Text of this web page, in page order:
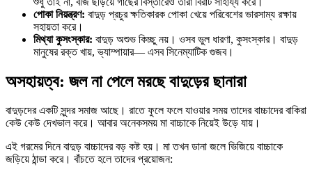
পোকা নিয়ন্ত্রণ: বাদুড় প্রচুর ক্ষতিকারক পোকা খেয়ে পরিবেশের ভারসাম্য রক্ষায়
সহায়তা করে।
মিথ্যা কুসংস্কার: বাদুড় অশুভ কিচ্ছু নয়। ওসব ভুল ধারণা, কুসংস্কার। বাদুড়
মানুষের রক্ত খায়, ভ্যাম্পায়ার— এসব সিনেম্যাটিক গুজব।
অসহায়ত্ব: জল না পেলে মরছে বাদুড়ের ছানারা
বাদুড়দের একটি সুন্দর সমাজ আছে। রাতে ফুলে ফলে যাওয়ার সময় তাদের বাচ্চাদের বাকিরা
কেউ কেউ দেখভাল করে। আবার অনেকসময় মা বাচ্চাকে নিয়েই উড়ে যায়।
এই গরমের দিনে বাদুড় বাচ্চাদের বড় কষ্ট হয়। মা তখন ডানা জলে ভিজিয়ে বাচ্চাকে
জড়িয়ে ঠান্ডা করে। বাঁচতে হলে তাদের প্রয়োজন: